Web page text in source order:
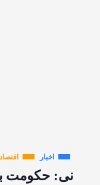
اخبار اقتصاد
نی: حکومت